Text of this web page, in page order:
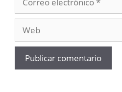
electrónico